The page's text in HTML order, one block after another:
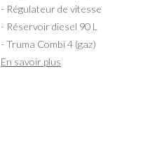
- Régulateur de vitesse
- Réservoir diesel 90 L
- Truma Combi 4 (gaz)
En savoir plus